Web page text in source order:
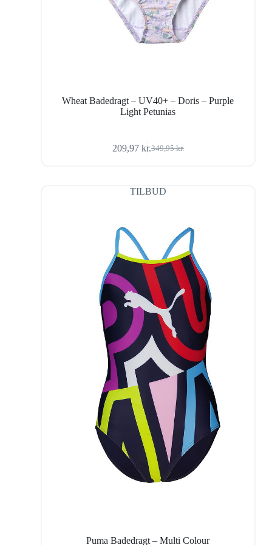
Wheat Badedragt – UV40+ – Doris – Purple
Light Petunias
349,95kr.
Den
var:
349,95 kr..
209,97 kr.Den
er:
209,97 kr..
TILBUD
Puma Badedragt – Multi Colour